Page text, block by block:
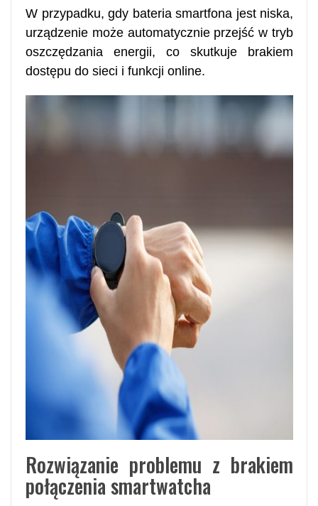
W przypadku, gdy bateria smartfona jest niska,
urządzenie może automatycznie przejść w tryb
oszczędzania energii, co skutkuje brakiem
dostępu do sieci i funkcji online.
Rozwiązanie problemu z brakiem
połączenia smartwatcha